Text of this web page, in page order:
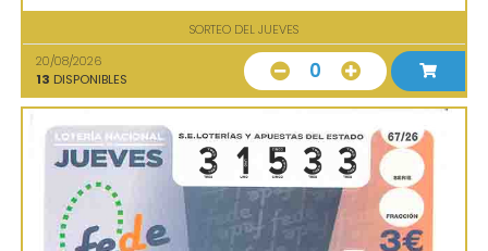
SORTEO DEL JUEVES
20/08/2026
13 DISPONIBLES 0